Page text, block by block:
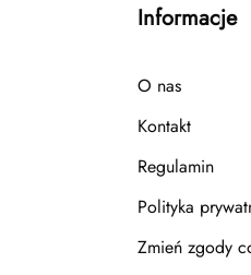
Informacje
O nas
Kontakt
Regulamin
Polityka
Zmień zgody